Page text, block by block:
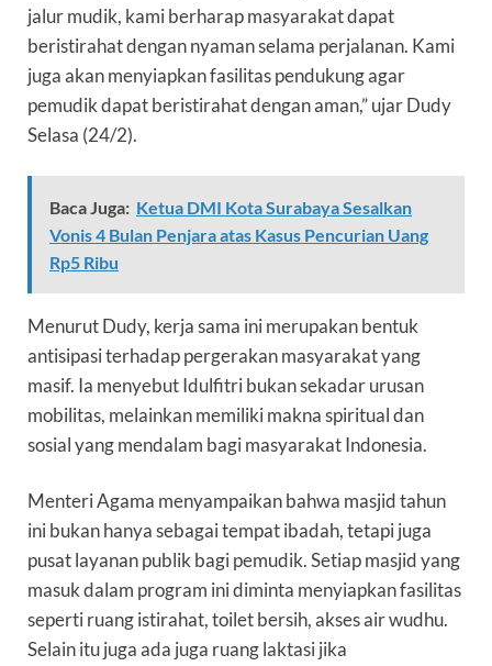
jalur mudik, kami berharap masyarakat dapat
beristirahat dengan nyaman selama perjalanan. Kami
juga akan menyiapkan fasilitas pendukung agar
pemudik dapat beristirahat dengan aman,” ujar Dudy
Selasa (24/2).
Baca Juga: Ketua DMI Kota Surabaya Sesalkan
Vonis 4 Bulan Penjara atas Kasus Pencurian Uang
Rp5 Ribu
Menurut Dudy, kerja sama ini merupakan bentuk
antisipasi terhadap pergerakan masyarakat yang
masif. Ia menyebut Idulfitri bukan sekadar urusan
mobilitas, melainkan memiliki makna spiritual dan
sosial yang mendalam bagi masyarakat Indonesia.
Menteri Agama menyampaikan bahwa masjid tahun
ini bukan hanya sebagai tempat ibadah, tetapi juga
pusat layanan publik bagi pemudik. Setiap masjid yang
masuk dalam program ini diminta menyiapkan fasilitas
seperti ruang istirahat, toilet bersih, akses air wudhu.
Selain itu juga ada juga ruang laktasi jika